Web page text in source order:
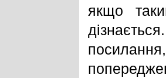
якщо